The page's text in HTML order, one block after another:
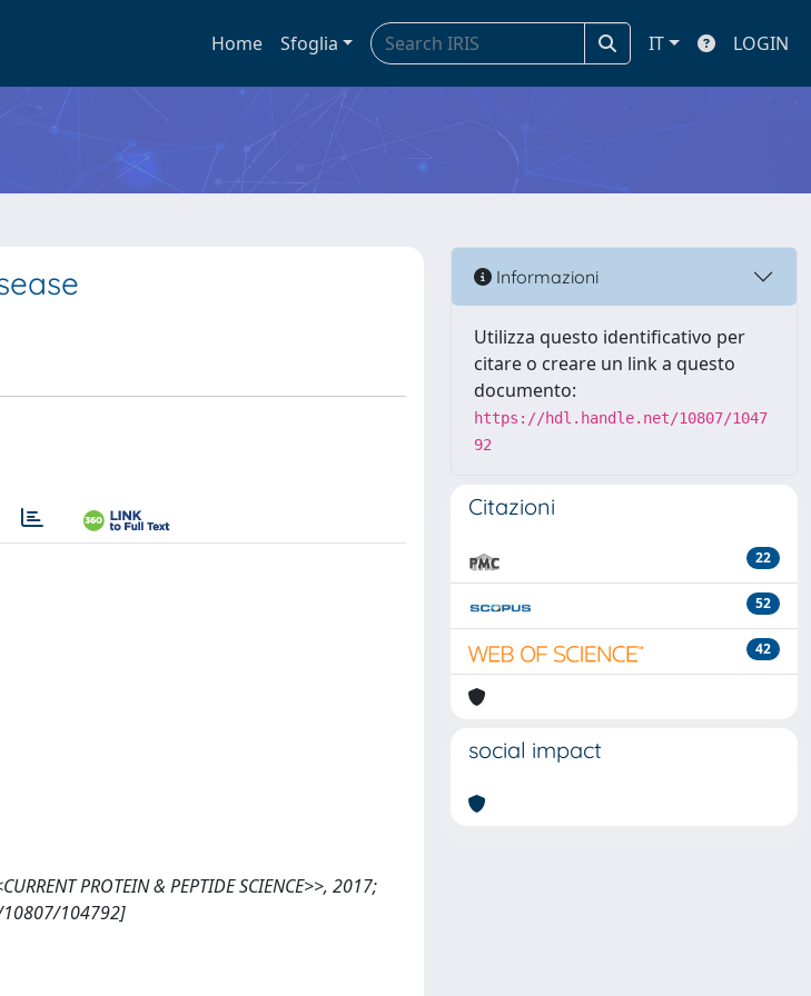
Home Sfoglia IT LOGIN
PROTEIN & PEPTIDE SCIENCE>>, 2017;
104792]
Informazioni
Utilizza questo identificativo per
citare o creare un link a questo
documento:
https://hdl.handle.net/10807/1047
92
Citazioni
22
52
42
social impact